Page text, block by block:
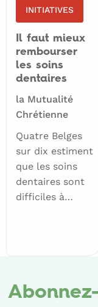
INITIATIVES
Il faut mieux
rembourser
les soins
dentaires
la Mutualité
Chrétienne
Quatre Belges
sur dix estiment
que les soins
dentaires sont
difficiles à…